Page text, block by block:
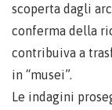
scoperta dagli
conferma della
contribuiva a
in “musei”.
Le indagini